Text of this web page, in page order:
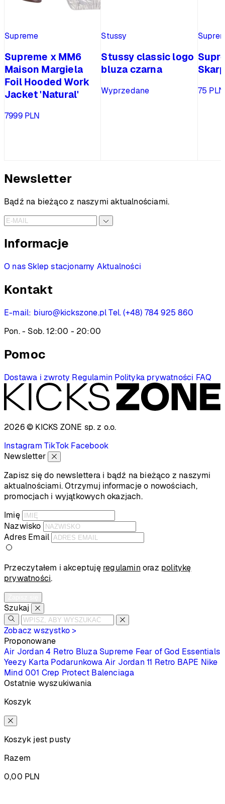
Supreme
Supreme x MM6
Maison Margiela
Foil Hooded Work
Jacket 'Natural'
7999 PLN
Stussy
Stussy classic logo
bluza czarna
Wyprzedane 75 PLN
Newsletter
Bądź na bieżąco z naszymi aktualnościami.
Informacje
O nas Sklep stacjonarny Aktualności
Kontakt
E-mail: biuro@kickszone.pl Tel. (+48) 784 925 860
Pon. - Sob. 12:00 - 20:00
Pomoc
Dostawa i zwroty Regulamin Polityka prywatności FAQ
2026 © KICKS ZONE sp. z o.o.
Instagram TikTok Facebook
Newsletter
Zapisz się do newslettera i bądź na bieżąco z naszymi
aktualnościami. Otrzymuj informacje o nowościach,
promocjach i wyjątkowych okazjach.
Imię
Nazwisko
Adres Email
Przeczytałem i akceptuję regulamin oraz politykę
prywatności.
Szukaj
Zobacz wszystko >
Proponowane
Air Jordan 4 Retro Bluza Supreme Fear of God Essentials
Yeezy Karta Podarunkowa Air Jordan 11 Retro BAPE Nike
Mind 001 Crep Protect Balenciaga
Ostatnie wyszukiwania
Koszyk
Koszyk jest pusty
Razem
0,00 PLN